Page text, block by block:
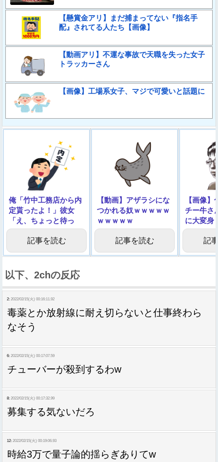
【懸賞金アリ】まだ捕まってない『指名手
配』されてる人たち【画像】
【動画アリ】不運な事故で天職を失った女子
トラッカーさん
【画像】工場系女子、マジで可愛いと話題に
俺「竹中工務店から内
定貰ったよ！」彼女
「え、ちょっと待っ
て…」
記事を読む
【動画】アザラシにな
つかれる奴ｗｗｗｗｗ
ｗｗｗｗｗ
記事を読む
【画像
チー牛さ
に大変身
になるｗ
ｗｗｗ記
以下、2chの反応
2: 2022/02/15(火) 00:16:11.92
毒薬とか放射線に耐え切らないと仕事終わら
なそう
6: 2022/02/15(火) 00:17:07.59
チューバーが殺到するわw
8: 2022/02/15(火) 00:17:32.99
募集する気ないだろ
12: 2022/02/15(火) 00:19:06.93
時給3万で量子論的揺らぎありてw